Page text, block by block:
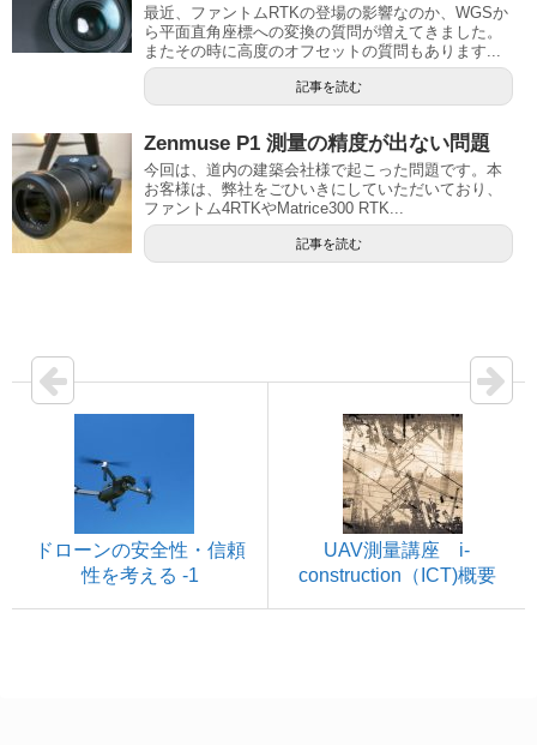
最近、ファントムRTKの登場の影響なのか、WGSか
ら平面直角座標への変換の質問が増えてきました。
またその時に高度のオフセットの質問もあります...
記事を読む
Zenmuse P1 測量の精度が出ない問題
今回は、道内の建築会社様で起こった問題です。本
お客様は、弊社をごひいきにしていただいており、
ファントム4RTKやMatrice300 RTK...
記事を読む
ドローンの安全性・信頼
性を考える -1
UAV測量講座 i-
construction（ICT)概要